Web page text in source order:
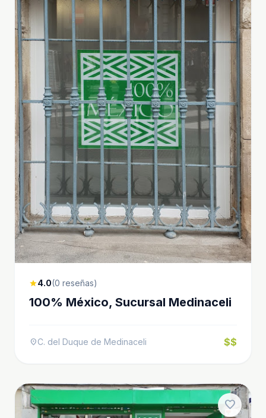
star4.0(0 reseñas)
100% México, Sucursal Medinaceli
location_onC. del Duque de Medinaceli $$
favorite